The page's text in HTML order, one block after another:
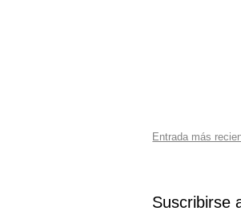
Entrada más
Suscribirse